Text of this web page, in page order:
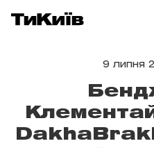
9 липня